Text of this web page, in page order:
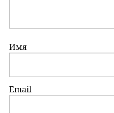
Имя
Email